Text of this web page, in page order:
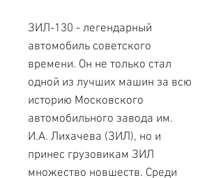
ЗИЛ-130 - легендарный
автомобиль советского
времени. Он не только стал
одной из лучших машин за всю
историю Московского
автомобильного завода им.
И.А. Лихачева (ЗИЛ), но и
принес грузовикам ЗИЛ
множество новшеств. Среди